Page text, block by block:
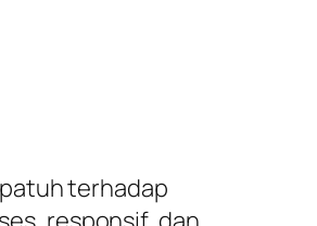
patuh terhadap